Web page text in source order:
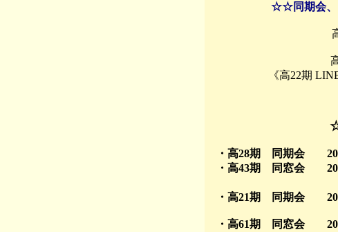
☆☆同期会、
高
《高22期 LINE
☆同期会・
・高28期 同期会 2026
・高43期 同窓会
（リ
・高21期 同期会
・高61期 同窓会 2026